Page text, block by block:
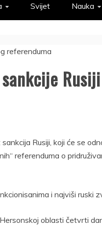
Svijet Nauka
Rusiji, koji će se
referenduma o
i najviši ruski
oblasti četvrti